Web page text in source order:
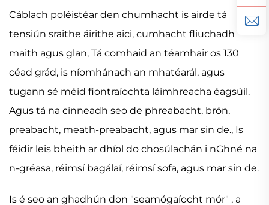
Cáblach poléistéar den chumhacht is airde tá
tensiún sraithe áirithe aici, cumhacht fliuchadh
maith agus glan, Tá comhaid an téamhair os 130
céad grád, is níomhánach an mhatéarál, agus
tugann sé méid fiontraíochta láimhreacha éagsúil.
Agus tá na cinneadh seo de phreabacht, brón,
preabacht, meath-preabacht, agus mar sin de., Is
féidir leis bheith ar dhíol do chosúlachán i nGhné na
n-gréasa, réimsí bagálaí, réimsí sofa, agus mar sin de.
Is é seo an ghadhún don "seamógaíocht mór" , a